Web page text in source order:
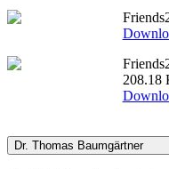
208.18
Dr. Thomas Baumgärtner